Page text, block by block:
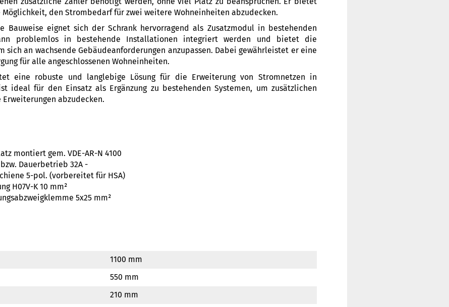
den Strombedarf für zwei weitere Wohneinheiten abzudecken.
Bauweise eignet sich der Schrank hervorragend als Zusatzmodul in bestehenden
problemlos in bestehende Installationen integriert werden und bietet die
an wachsende Gebäudeanforderungen anzupassen. Dabei gewährleistet er eine
für alle angeschlossenen Wohneinheiten.
eine robuste und langlebige Lösung für die Erweiterung von Stromnetzen in
ideal für den Einsatz als Ergänzung zu bestehenden Systemen, um zusätzlichen
abzudecken.
montiert gem. VDE-AR-N 4100
Dauerbetrieb 32A -
5-pol. (vorbereitet für HSA)
H07V-K 10 mm²
5x25 mm²
1100 mm
550 mm
210 mm